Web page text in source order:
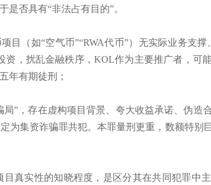
是否具有“非法占有目的”。
目（如“空气币”“RWA代币”）无实际业务支撑
资，扰乱金融秩序，KOL作为主要推广者，可
年有期徒刑；
”，存在虚构项目背景、夸大收益承诺、伪造
为集资诈骗罪共犯。本罪量刑更重，数额特别
真实性的知晓程度，是区分其在共同犯罪中